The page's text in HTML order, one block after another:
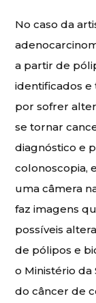
No caso da
a partir de
identificados
por sofrer
se tornar
diagnóstico e
colonoscopia,
uma câmera
faz imagens
possíveis
de pólipos e
o Ministério da
do câncer de